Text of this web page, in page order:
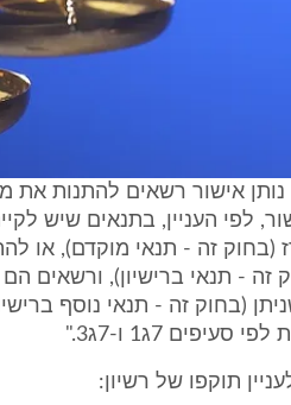
נותן אישור רשאים להתנות את
לפי העניין, בתנאים שיש
(בחוק זה - תנאי מוקדם), או
זה - תנאי ברישיון), ורשאים
(בחוק זה - תנאי נוסף
7ג1 ו-7ג3."